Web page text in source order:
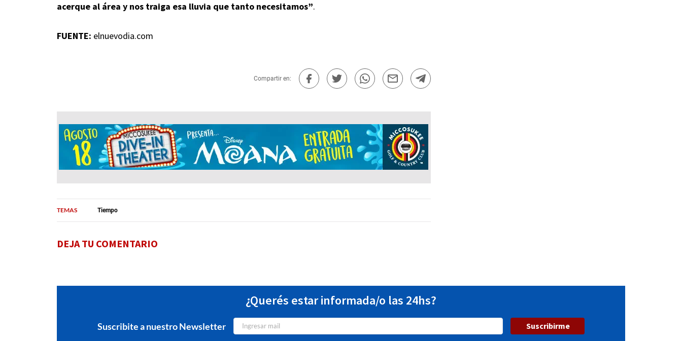
acerque al área y nos traiga esa lluvia que tanto necesitamos”.
FUENTE: elnuevodia.com
Compartir en:
TEMAS Tiempo
DEJA TU COMENTARIO
¿Querés estar informada/o las 24hs?
Suscribite a nuestro Newsletter Suscribirme